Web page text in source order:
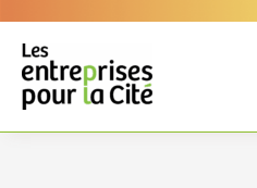
contenu